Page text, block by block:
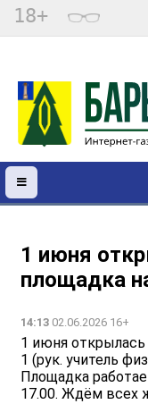
18+
1 июня
площадка
14:13 02.06.2026 16+
1 июня
1 (рук. учитель
Площадка
17.00. Ждём всех